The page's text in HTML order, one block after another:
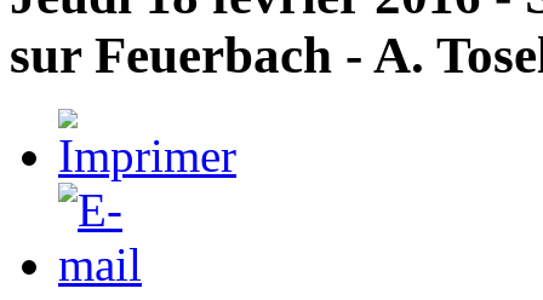
sur Feuerbach - A.